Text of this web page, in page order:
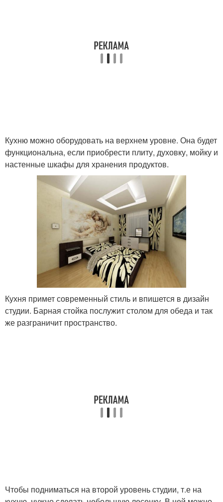
Кухню можно оборудовать на верхнем уровне. Она будет
функциональна, если приобрести плиту, духовку, мойку и
настенные шкафы для хранения продуктов.
Кухня примет современный стиль и впишется в дизайн
студии. Барная стойка послужит столом для обеда и так
же разграничит пространство.
Чтобы подниматься на второй уровень студии, т.е на